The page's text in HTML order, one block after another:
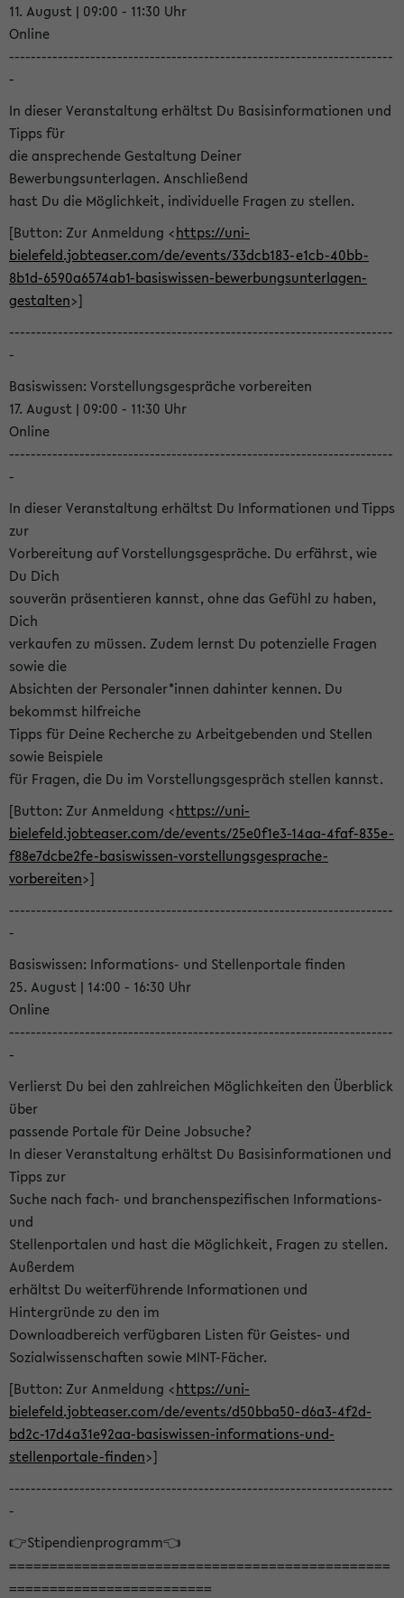
11. August | 09:00 - 11:30 Uhr
Online
-----------------------------------------------------------------------
-
In dieser Veranstaltung erhältst Du Basisinformationen und
Tipps für
die ansprechende Gestaltung Deiner
Bewerbungsunterlagen. Anschließend
hast Du die Möglichkeit, individuelle Fragen zu stellen.
[Button: Zur Anmeldung <https://uni-
bielefeld.jobteaser.com/de/events/33dcb183-e1cb-40bb-
8b1d-6590a6574ab1-basiswissen-bewerbungsunterlagen-
gestalten>]
-----------------------------------------------------------------------
-
Basiswissen: Vorstellungsgespräche vorbereiten
17. August | 09:00 - 11:30 Uhr
Online
-----------------------------------------------------------------------
-
In dieser Veranstaltung erhältst Du Informationen und Tipps
zur
Vorbereitung auf Vorstellungsgespräche. Du erfährst, wie
Du Dich
souverän präsentieren kannst, ohne das Gefühl zu haben,
Dich
verkaufen zu müssen. Zudem lernst Du potenzielle Fragen
sowie die
Absichten der Personaler*innen dahinter kennen. Du
bekommst hilfreiche
Tipps für Deine Recherche zu Arbeitgebenden und Stellen
sowie Beispiele
für Fragen, die Du im Vorstellungsgespräch stellen kannst.
[Button: Zur Anmeldung <https://uni-
bielefeld.jobteaser.com/de/events/25e0f1e3-14aa-4faf-835e-
f88e7dcbe2fe-basiswissen-vorstellungsgesprache-
vorbereiten>]
-----------------------------------------------------------------------
-
Basiswissen: Informations- und Stellenportale finden
25. August | 14:00 - 16:30 Uhr
Online
-----------------------------------------------------------------------
-
Verlierst Du bei den zahlreichen Möglichkeiten den Überblick
über
passende Portale für Deine Jobsuche?
In dieser Veranstaltung erhältst Du Basisinformationen und
Tipps zur
Suche nach fach- und branchenspezifischen Informations-
und
Stellenportalen und hast die Möglichkeit, Fragen zu stellen.
Außerdem
erhältst Du weiterführende Informationen und
Hintergründe zu den im
Downloadbereich verfügbaren Listen für Geistes- und
Sozialwissenschaften sowie MINT-Fächer.
[Button: Zur Anmeldung <https://uni-
bielefeld.jobteaser.com/de/events/d50bba50-d6a3-4f2d-
bd2c-17d4a31e92aa-basiswissen-informations-und-
stellenportale-finden>]
-----------------------------------------------------------------------
-
👉Stipendienprogramm👈
===============================================
=========================